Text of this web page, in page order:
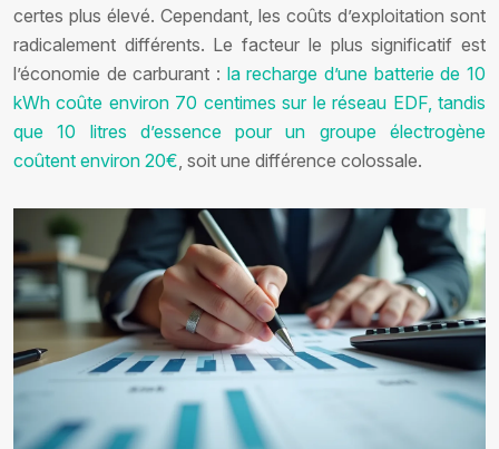
certes plus élevé. Cependant, les coûts d’exploitation sont
radicalement différents. Le facteur le plus significatif est
l’économie de carburant : la recharge d’une batterie de 10
kWh coûte environ 70 centimes sur le réseau EDF, tandis
que 10 litres d’essence pour un groupe électrogène
coûtent environ 20€, soit une différence colossale.